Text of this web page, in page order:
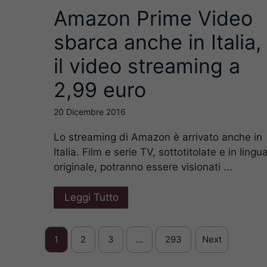
Amazon Prime Video
sbarca anche in Italia,
il video streaming a
2,99 euro
20 Dicembre 2016
Lo streaming di Amazon è arrivato anche in
Italia. Film e serie TV, sottotitolate e in
originale, potranno essere visionati ...
Leggi Tutto
1 2 3 … 293 Next